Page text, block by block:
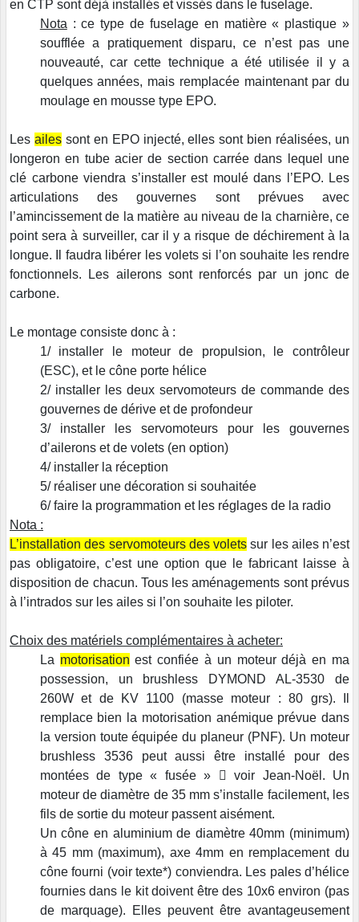
en CTP sont déjà installés et vissés dans le fuselage.
Nota : ce type de fuselage en matière « plastique »
soufflée a pratiquement disparu, ce n’est pas une
nouveauté, car cette technique a été utilisée il y a
quelques années, mais remplacée maintenant par du
moulage en mousse type EPO.
Les ailessont en EPO injecté, elles sont bien réalisées, un
longeron en tube acier de section carrée dans lequel une
clé carbone viendra s’installer est moulé dans l’EPO. Les
articulations des gouvernes sont prévues avec
l’amincissement de la matière au niveau de la charnière, ce
point sera à surveiller, car il y a risque de déchirement à la
longue. Il faudra libérer les volets si l’on souhaite les rendre
fonctionnels. Les ailerons sont renforcés par un jonc de
carbone.
Le montage consiste donc à :
1/ installer le moteur de propulsion, le contrôleur
(ESC), et le cône porte hélice
2/ installer les deux servomoteurs de commande des
gouvernes de dérive et de profondeur
3/ installer les servomoteurs pour les gouvernes
d’ailerons et de volets (en option)
4/ installer la réception
5/ réaliser une décoration si souhaitée
6/ faire la programmation et les réglages de la radio
Nota :
L’installation des servomoteurs des volets sur les ailes n’est
pas obligatoire, c’est une option que le fabricant laisse à
disposition de chacun. Tous les aménagements sont prévus
à l’intrados sur les ailes si l’on souhaite les piloter.
Choix des matériels complémentaires à acheter:
La motorisation est confiée à un moteur déjà en ma
possession, un brushless DYMOND AL-3530 de
260W et de KV 1100 (masse moteur : 80 grs). Il
remplace bien la motorisation anémique prévue dans
la version toute équipée du planeur (PNF). Un moteur
brushless 3536 peut aussi être installé pour des
montées de type « fusée »
 voir Jean-Noël. Un
moteur de diamètre de 35 mm s’installe facilement, les
fils de sortie du moteur passent aisément.
Un cône en aluminium de diamètre 40mm (minimum)
à 45 mm (maximum), axe 4mm en remplacement du
cône fourni (voir texte*) conviendra. Les pales d’hélice
fournies dans le kit doivent être des 10x6 environ (pas
de marquage). Elles peuvent être avantageusement